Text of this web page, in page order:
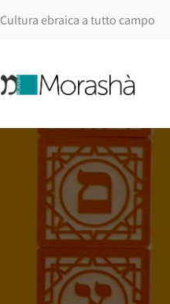
Cultura ebraica a tutto campo